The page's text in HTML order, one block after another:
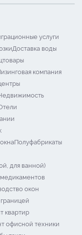
услуги
Доставка воды
компания
Полуфабрикаты
для ванной)
окон
квартир
офисной техники